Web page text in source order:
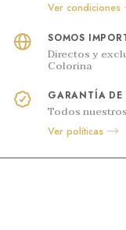
Ver condiciones
SOMOS
Directos y
Colorina
GARANTÍA DE
Todos
Ver políticas